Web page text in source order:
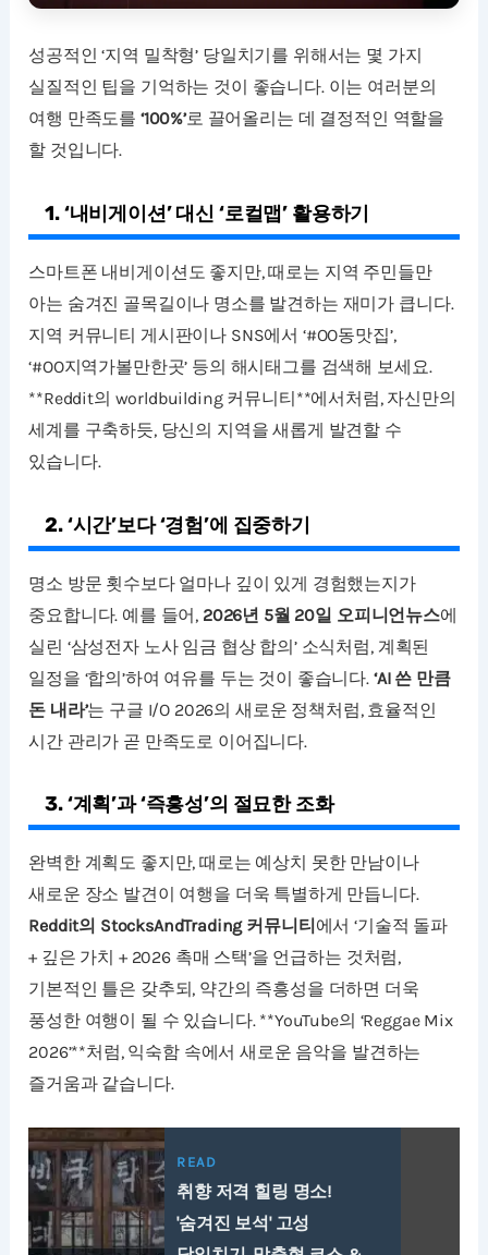
성공적인 ‘지역 밀착형’ 당일치기를 위해서는 몇 가지
실질적인 팁을 기억하는 것이 좋습니다. 이는 여러분의
여행 만족도를 ‘100%’로 끌어올리는 데 결정적인 역할을
할 것입니다.
1. ‘내비게이션’ 대신 ‘로컬맵’ 활용하기
스마트폰 내비게이션도 좋지만, 때로는 지역 주민들만
아는 숨겨진 골목길이나 명소를 발견하는 재미가 큽니다.
지역 커뮤니티 게시판이나 SNS에서 ‘#OO동맛집’,
‘#OO지역가볼만한곳’ 등의 해시태그를 검색해 보세요.
**Reddit의 worldbuilding 커뮤니티**에서처럼, 자신만의
세계를 구축하듯, 당신의 지역을 새롭게 발견할 수
있습니다.
2. ‘시간’보다 ‘경험’에 집중하기
명소 방문 횟수보다 얼마나 깊이 있게 경험했는지가
중요합니다. 예를 들어, 2026년 5월 20일 오피니언뉴스에
실린 ‘삼성전자 노사 임금 협상 합의’ 소식처럼, 계획된
일정을 ‘합의’하여 여유를 두는 것이 좋습니다. ‘AI 쓴 만큼
돈 내라’는 구글 I/O 2026의 새로운 정책처럼, 효율적인
시간 관리가 곧 만족도로 이어집니다.
3. ‘계획’과 ‘즉흥성’의 절묘한 조화
완벽한 계획도 좋지만, 때로는 예상치 못한 만남이나
새로운 장소 발견이 여행을 더욱 특별하게 만듭니다.
Reddit의 StocksAndTrading 커뮤니티에서 ‘기술적 돌파
+ 깊은 가치 + 2026 촉매 스택’을 언급하는 것처럼,
기본적인 틀은 갖추되, 약간의 즉흥성을 더하면 더욱
풍성한 여행이 될 수 있습니다. **YouTube의 ‘Reggae Mix
2026’**처럼, 익숙함 속에서 새로운 음악을 발견하는
즐거움과 같습니다.
READ
취향 저격 힐링 명소!
'숨겨진 보석' 고성